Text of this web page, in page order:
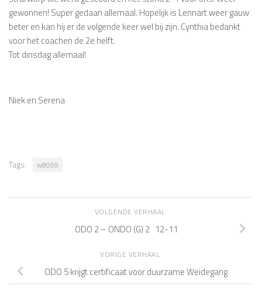
gewonnen! Super gedaan allemaal. Hopelijk is Lennart weer gauw
beter en kan hij er de volgende keer wel bij zijn. Cynthia bedankt
voor het coachen de 2e helft.
Tot dinsdag allemaal!
Niek en Serena
Tags: w8059
VOLGENDE VERHAAL
ODO 2 – ONDO (G) 2 12-11
VORIGE VERHAAL
ODO 5 krijgt certificaat voor duurzame Weidegang